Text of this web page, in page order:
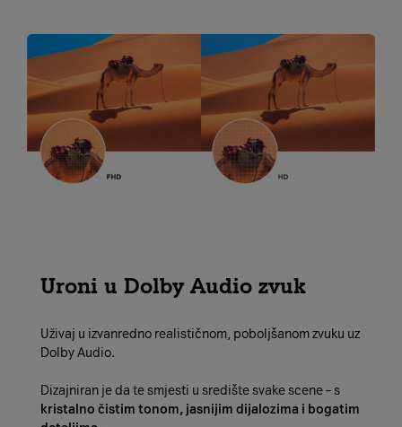
Uroni u Dolby Audio zvuk
Uživaj u izvanredno realističnom, poboljšanom zvuku uz
Dolby Audio.
Dizajniran je da te smjesti u središte svake scene – s
kristalno čistim tonom, jasnijim dijalozima i bogatim